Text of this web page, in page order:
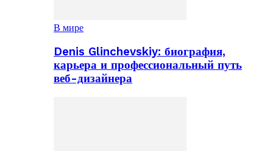
В мире
Denis Glinchevskiy: биография,
карьера и профессиональный путь
веб-дизайнера